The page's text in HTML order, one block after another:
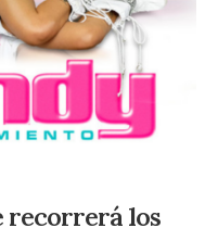
recorrerá los